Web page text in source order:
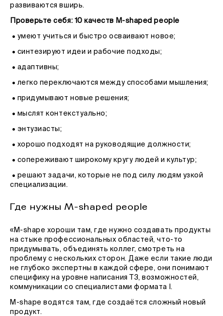
развиваются вширь.
Проверьте себя: 10 качеств M-shaped people
• умеют учиться и быстро осваивают новое;
• синтезируют идеи и рабочие подходы;
• адаптивны;
• легко переключаются между способами мышления;
• придумывают новые решения;
• мыслят контекстуально;
• энтузиасты;
• хорошо подходят на руководящие должности;
• сопереживают широкому кругу людей и культур;
• решают задачи, которые не под силу людям узкой
специализации.
Где нужны M-shaped people
«M-shape хороши там, где нужно создавать продукты
на стыке профессиональных областей, что-то
придумывать, объединять коллег, смотреть на
проблему с нескольких сторон. Даже если такие люди
не глубоко экспертны в каждой сфере, они понимают
специфику на уровне написания ТЗ, возможностей,
коммуникации со специалистами формата I.
M-shape водятся там, где создаётся сложный новый
продукт.